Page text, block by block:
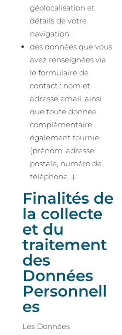
géolocalisation et
détails de votre
navigation ;
des données que vous
avez renseignées via
le formulaire de
contact : nom et
adresse email, ainsi
que toute donnée
complémentaire
également fournie
(prénom, adresse
postale, numéro de
téléphone…).
Finalités de
la collecte
et du
traitement
des
Données
Personnell
es
Les Données